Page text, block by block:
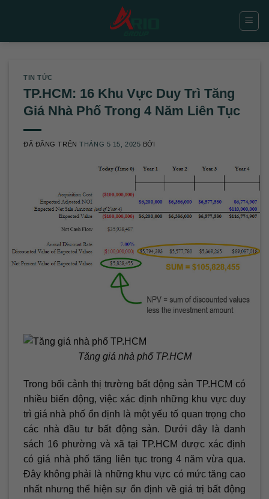
TIN TỨC
TP.HCM: 16 Khu Vực Duy Trì Tăng
Giá Nhà Phố Trong 4 Năm Liên Tục
ĐÃ ĐĂNG TRÊNTHÁNG 5 15, 2025 BỞI
Tăng giá nhà phố TP.HCM
Trong bối cảnh thị trường bất động sản TP.HCM có
nhiều biến động, việc xác định những khu vực duy
trì giá nhà phố ổn định là một yếu tố quan trọng cho
các nhà đầu tư bất động sản. Dưới đây là danh
sách 16 phường và xã tại TP.HCM được xác định
có giá nhà phố tăng liên tục trong 4 năm vừa qua.
Đây không phải là những khu vực có mức tăng cao
nhất nhưng thể hiện sự ổn định về giá trị bất động